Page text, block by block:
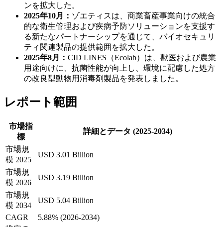
ンを拡大した。
2025年10月： ゾエティスは、商業畜産事業向けの統合
的な衛生管理および疾病予防ソリューションを支援す
る新たなパートナーシップを通じて、バイオセキュリ
ティ関連製品の提供範囲を拡大した。
2025年8月： CID LINES（Ecolab）は、獣医および農業
用途向けに、抗菌性能が向上し、環境に配慮した処方
の改良型動物用消毒剤製品を発表しました。
レポート範囲
市場指
標
詳細とデータ (2025-2034)
市場規
模 2025
USD 3.01 Billion
市場規
模 2026
USD 3.19 Billion
市場規
模 2034
USD 5.04 Billion
CAGR
5.88% (2026-2034)